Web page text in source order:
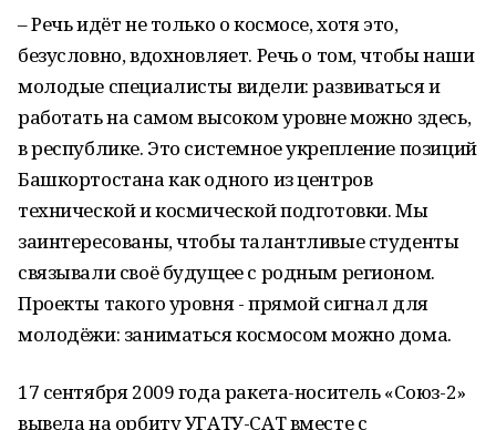
– Речь идёт не только о космосе, хотя это,
безусловно, вдохновляет. Речь о том, чтобы наши
молодые специалисты видели: развиваться и
работать на самом высоком уровне можно здесь,
в республике. Это системное укрепление позиций
Башкортостана как одного из центров
технической и космической подготовки. Мы
заинтересованы, чтобы талантливые студенты
связывали своё будущее с родным регионом.
Проекты такого уровня - прямой сигнал для
молодёжи: заниматься космосом можно дома.
17 сентября 2009 года ракета-носитель «Союз-2»
вывела на орбиту УГАТУ-САТ вместе с